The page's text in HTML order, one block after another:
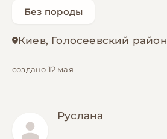
Без породы
Киев, Голосеевский район
создано 12 мая
Руслана